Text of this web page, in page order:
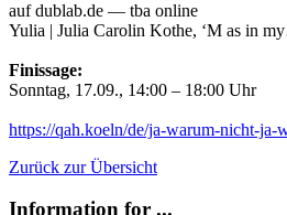
auf dublab.de — tba online
Yulia | Julia Carolin Kothe, ‘M as in
Finissage:
Sonntag, 17.09., 14:00 – 18:00 Uhr
https://qah.koeln/de/ja-warum-nicht-ja-
Zurück zur Übersicht
Information for ...